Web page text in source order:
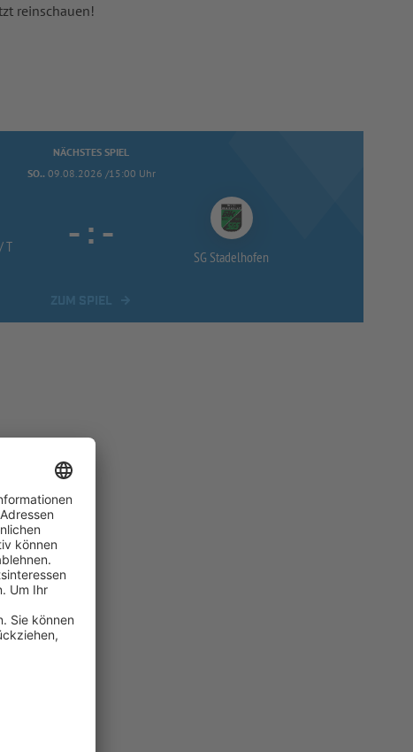
reinschauen!
NÄCHSTES SPIEL
SO.. 09.08.2026 /15:00 Uhr
T
- : -
SG Stadelhofen